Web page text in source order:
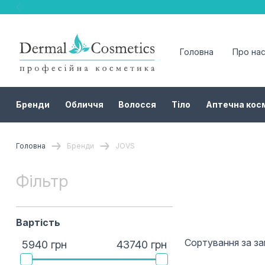
Головна Про нас
Бренди Обличчя Волосся Тіло Аптечна
Головна Бренди JOVS
Фільтр
Вартість
5940 грн 43740 грн Сортування за